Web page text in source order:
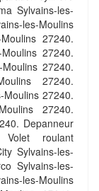
Sylvains-les-
les-Moulins
27240.
27240.
27240.
27240.
Moulins 27240.
27240.
Depanneur
Volet roulant
Sylvains-les-
Sylvains-les-
les-Moulins